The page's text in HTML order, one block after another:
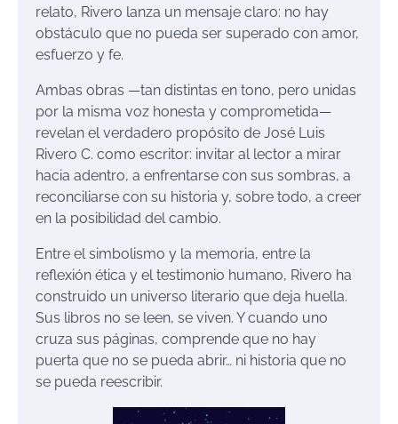
relato, Rivero lanza un mensaje claro: no hay
obstáculo que no pueda ser superado con amor,
esfuerzo y fe.
Ambas obras —tan distintas en tono, pero unidas
por la misma voz honesta y comprometida—
revelan el verdadero propósito de José Luis
Rivero C. como escritor: invitar al lector a mirar
hacia adentro, a enfrentarse con sus sombras, a
reconciliarse con su historia y, sobre todo, a creer
en la posibilidad del cambio.
Entre el simbolismo y la memoria, entre la
reflexión ética y el testimonio humano, Rivero ha
construido un universo literario que deja huella.
Sus libros no se leen, se viven. Y cuando uno
cruza sus páginas, comprende que no hay
puerta que no se pueda abrir… ni historia que no
se pueda reescribir.